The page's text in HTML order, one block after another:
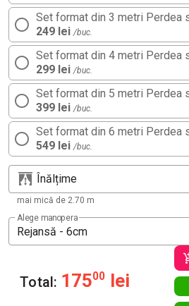
Set format din 3 metri Perdea
249 lei /buc.
Set format din 4 metri Perdea
299 lei /buc.
Set format din 5 metri Perdea
399 lei /buc.
Set format din 6 metri Perdea
549 lei /buc.
Înălțime
mai mică de 2.70 m
Alege manopera
Rejansă - 6cm
Total: 17500 lei